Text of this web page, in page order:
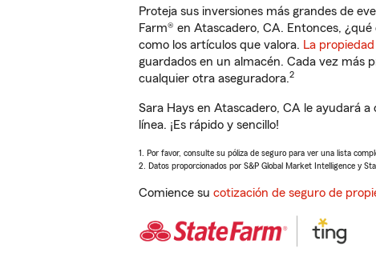
Proteja sus inversiones más grandes de
Farm® en Atascadero, CA. Entonces,
como los artículos que valora. La
guardados en un almacén. Cada vez más
cualquier otra aseguradora.2
Sara Hays en Atascadero, CA le ayudará
línea. ¡Es rápido y sencillo!
1. Por favor, consulte su póliza de seguro para ver una lista
2. Datos proporcionados por S&P Global Market Intelligence y
Comience su cotización de seguro de